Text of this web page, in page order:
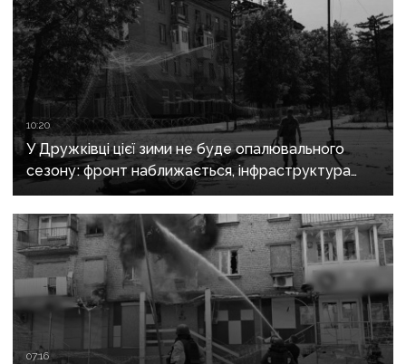
10:20
У Дружківці цієї зими не буде опалювального
сезону: фронт наближається, інфраструктура
критично зруйнована
07:16